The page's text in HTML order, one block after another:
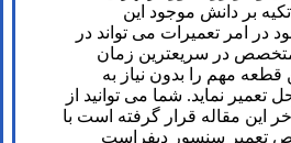
بر دانش موجود این
در امر تعمیرات می تواند در
در سریعترین زمان
قطعه مهم را بدون نیاز به
نماید. شما می توانید از
این مقاله قرار گرفته است با
تعمیر سنسور دیفراست